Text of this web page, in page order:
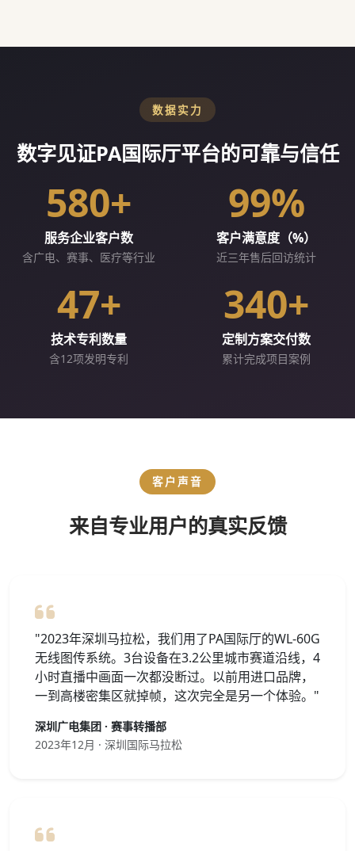
数据实力
数字见证PA国际厅平台的可靠与信任
580+
服务企业客户数
含广电、赛事、医疗等行业
99%
客户满意度（%）
近三年售后回访统计
47+
技术专利数量
含12项发明专利
340+
定制方案交付数
累计完成项目案例
客户声音
来自专业用户的真实反馈
"2023年深圳马拉松，我们用了PA国际厅的WL-60G
无线图传系统。3台设备在3.2公里城市赛道沿线，4
小时直播中画面一次都没断过。以前用进口品牌，
一到高楼密集区就掉帧，这次完全是另一个体验。"
深圳广电集团 · 赛事转播部
2023年12月 · 深圳国际马拉松